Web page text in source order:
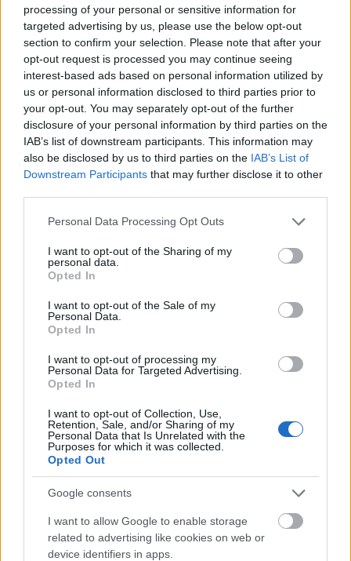
processing of your personal or sensitive information for
targeted advertising by us, please use the below opt-out
section to confirm your selection. Please note that after your
opt-out request is processed you may continue seeing
interest-based ads based on personal information utilized by
us or personal information disclosed to third parties prior to
your opt-out. You may separately opt-out of the further
disclosure of your personal information by third parties on the
IAB’s list of downstream participants. This information may
also be disclosed by us to third parties on the IAB’s List of
Downstream Participants that may further disclose it to other
Please note that this website/app uses one or more Google
not limited to your visit or usage behaviour. You may click to
grant or deny consent to Google and its third-party tags to
use your data for below specified purposes in below Google
consent section.
Personal Data Processing Opt Outs
I want to opt-out of the Sharing of my
personal data.
Opted In
I want to opt-out of the Sale of my
Personal Data.
Opted In
I want to opt-out of processing my
Personal Data for Targeted Advertising.
Opted In
I want to opt-out of Collection, Use,
Retention, Sale, and/or Sharing of my
Personal Data that Is Unrelated with the
Purposes for which it was collected.
Opted Out
Google consents
I want to allow Google to enable storage
related to advertising like cookies on web or
device identifiers in apps.
Παναμάς
Πηγή: Shutterstock
συνορεύει με την Κόστα Ρίκα και την Κολομβία, φιλοξενεί
ένα από τα πιο εξελιγμένα έργα μηχανικής στον κόσμο -
τη Διώρυγα του Παναμά. Η πόλη έχει πέντε Μνημεία
Παγκόσμιας Κληρονομιάς της UNESCO - δύο
αρχαιολογικούς χώρους, το Panama Viejo και το Casco
Antiguo, και τρία εθνικά πάρκα, τα Coiba, Darien και La
Amistad. Η Intrepid Travel προτείνει τον Παναμά σε
παραδόσεις, τη λαογραφία και τις σύγχρονες τέχνες...
που διαφέρουν από το πιο ευρωπαϊκοκεντρικό
πολιτιστικό τοπίο».